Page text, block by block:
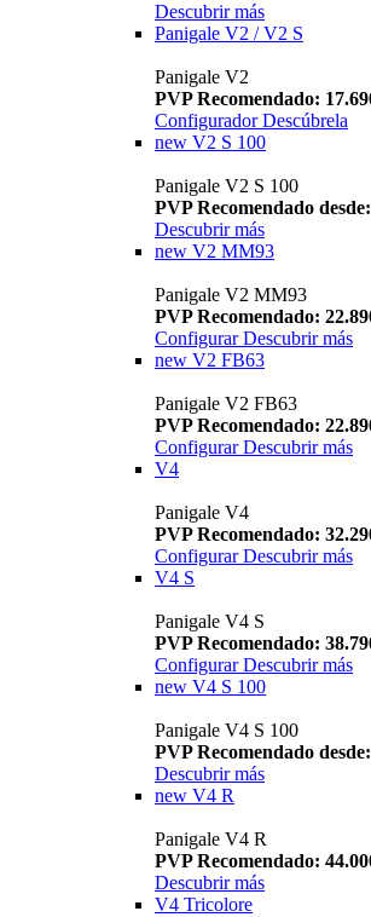
Descubrir más
Panigale V2 / V2 S
Panigale V2
PVP Recomendado:
Configurador Descúbrela
new V2 S 100
Panigale V2 S 100
PVP Recomendado
Descubrir más
new V2 MM93
Panigale V2 MM93
PVP Recomendado:
Configurar Descubrir más
new V2 FB63
Panigale V2 FB63
PVP Recomendado:
Configurar Descubrir más
V4
Panigale V4
PVP Recomendado:
Configurar Descubrir más
V4 S
Panigale V4 S
PVP Recomendado:
Configurar Descubrir más
new V4 S 100
Panigale V4 S 100
PVP Recomendado
Descubrir más
new V4 R
Panigale V4 R
PVP Recomendado:
Descubrir más
V4 Tricolore